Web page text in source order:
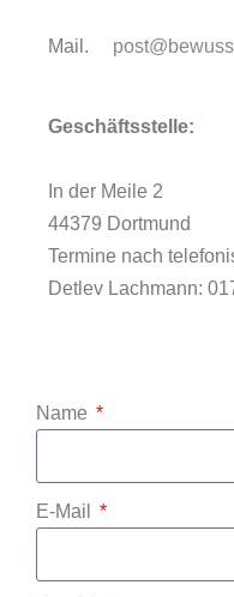
Mail.
Geschäftsstelle:
In der Meile 2
44379 Dortmund
Termine nach
Detlev Lachmann:
Name
E-Mail